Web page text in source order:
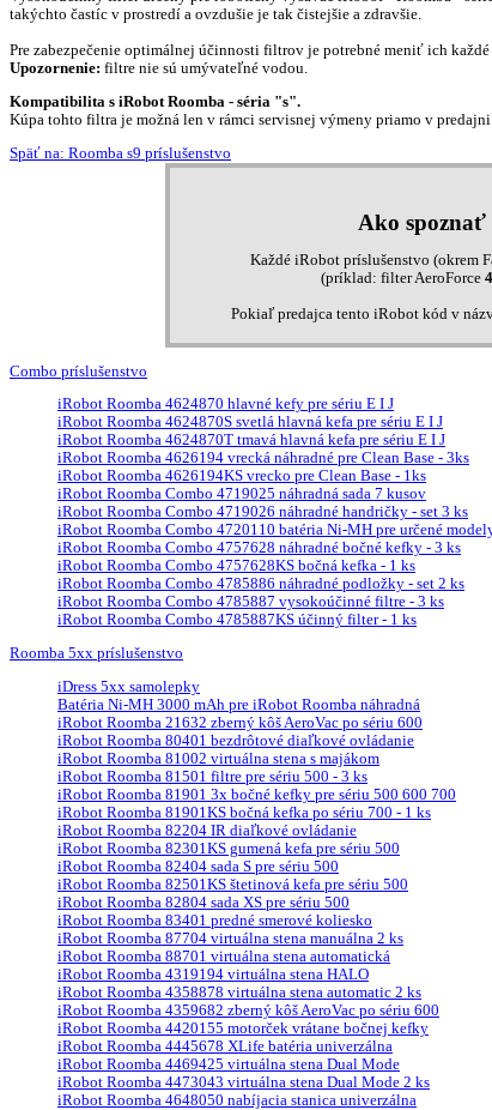
takýchto častíc v prostredí a ovzdušie je tak čistejšie a zdravšie.
Pre zabezpečenie optimálnej účinnosti filtrov je potrebné meniť ich každé
Upozornenie: filtre nie sú umývateľné vodou.
Kompatibilita s iRobot Roomba - séria "s".
Kúpa tohto filtra je možná len v rámci servisnej výmeny priamo v
Späť na: Roomba s9 príslušenstvo
Ako
Každé iRobot príslušenstvo (okrem
(príklad: filter AeroForce
Pokiaľ predajca tento iRobot kód v
Combo príslušenstvo
iRobot Roomba 4624870 hlavné kefy pre sériu E I J
iRobot Roomba 4624870S svetlá hlavná kefa pre sériu E I J
iRobot Roomba 4624870T tmavá hlavná kefa pre sériu E I J
iRobot Roomba 4626194 vrecká náhradné pre Clean Base - 3ks
iRobot Roomba 4626194KS vrecko pre Clean Base - 1ks
iRobot Roomba Combo 4719025 náhradná sada 7 kusov
iRobot Roomba Combo 4719026 náhradné handričky - set 3 ks
iRobot Roomba Combo 4720110 batéria Ni-MH pre určené
iRobot Roomba Combo 4757628 náhradné bočné kefky - 3 ks
iRobot Roomba Combo 4757628KS bočná kefka - 1 ks
iRobot Roomba Combo 4785886 náhradné podložky - set 2 ks
iRobot Roomba Combo 4785887 vysokoúčinné filtre - 3 ks
iRobot Roomba Combo 4785887KS účinný filter - 1 ks
Roomba 5xx príslušenstvo
iDress 5xx samolepky
Batéria Ni-MH 3000 mAh pre iRobot Roomba náhradná
iRobot Roomba 21632 zberný kôš AeroVac po sériu 600
iRobot Roomba 80401 bezdrôtové diaľkové ovládanie
iRobot Roomba 81002 virtuálna stena s majákom
iRobot Roomba 81501 filtre pre sériu 500 - 3 ks
iRobot Roomba 81901 3x bočné kefky pre sériu 500 600 700
iRobot Roomba 81901KS bočná kefka po sériu 700 - 1 ks
iRobot Roomba 82204 IR diaľkové ovládanie
iRobot Roomba 82301KS gumená kefa pre sériu 500
iRobot Roomba 82404 sada S pre sériu 500
iRobot Roomba 82501KS štetinová kefa pre sériu 500
iRobot Roomba 82804 sada XS pre sériu 500
iRobot Roomba 83401 predné smerové koliesko
iRobot Roomba 87704 virtuálna stena manuálna 2 ks
iRobot Roomba 88701 virtuálna stena automatická
iRobot Roomba 4319194 virtuálna stena HALO
iRobot Roomba 4358878 virtuálna stena automatic 2 ks
iRobot Roomba 4359682 zberný kôš AeroVac po sériu 600
iRobot Roomba 4420155 motorček vrátane bočnej kefky
iRobot Roomba 4445678 XLife batéria univerzálna
iRobot Roomba 4469425 virtuálna stena Dual Mode
iRobot Roomba 4473043 virtuálna stena Dual Mode 2 ks
iRobot Roomba 4648050 nabíjacia stanica univerzálna